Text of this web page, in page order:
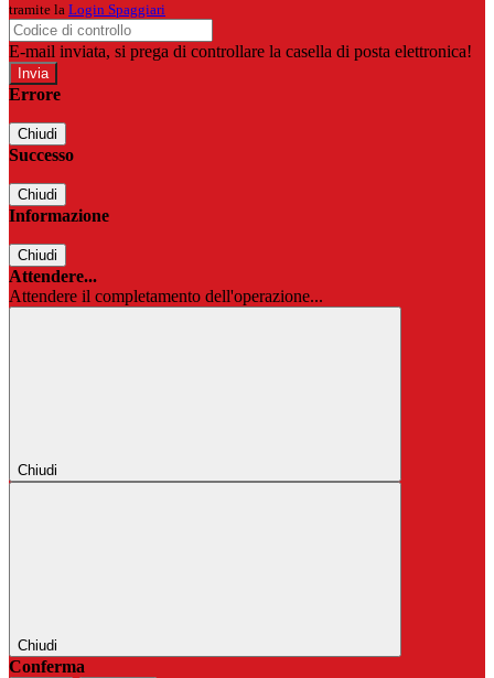
tramite la Login Spaggiari
E-mail inviata, si prega di controllare la casella di posta elettronica!
Errore
Chiudi
Successo
Chiudi
Informazione
Chiudi
Attendere...
Attendere il completamento dell'operazione...
Chiudi
Chiudi
Conferma